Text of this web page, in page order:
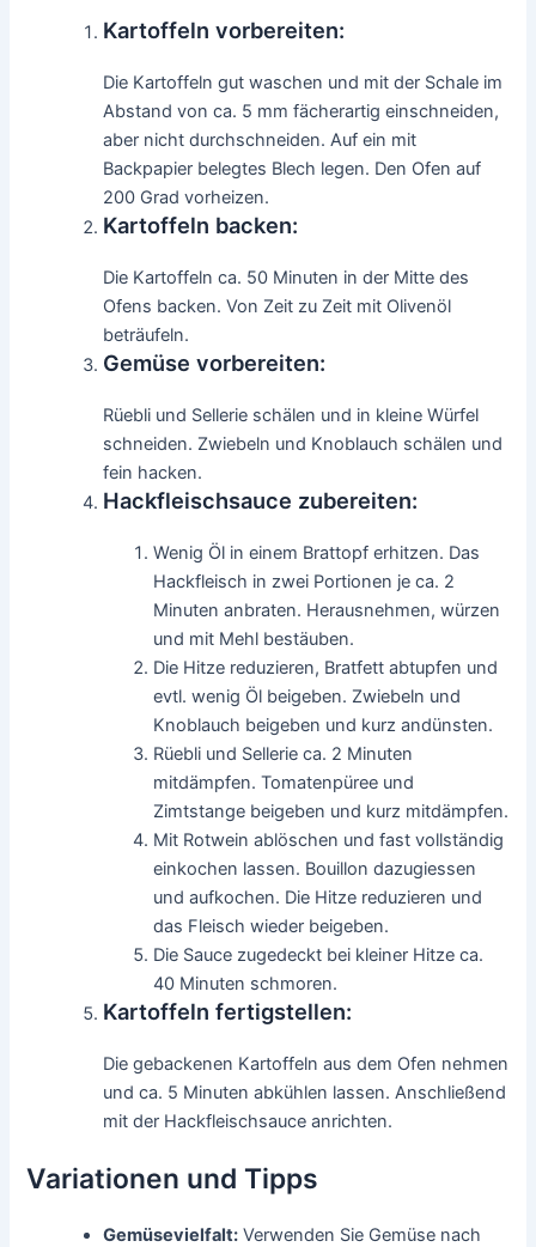
Kartoffeln vorbereiten:
Die Kartoffeln gut waschen und mit der Schale im
Abstand von ca. 5 mm fächerartig einschneiden,
aber nicht durchschneiden. Auf ein mit
Backpapier belegtes Blech legen. Den Ofen auf
200 Grad vorheizen.
Kartoffeln backen:
Die Kartoffeln ca. 50 Minuten in der Mitte des
Ofens backen. Von Zeit zu Zeit mit Olivenöl
beträufeln.
Gemüse vorbereiten:
Rüebli und Sellerie schälen und in kleine Würfel
schneiden. Zwiebeln und Knoblauch schälen und
fein hacken.
Hackfleischsauce zubereiten:
Wenig Öl in einem Brattopf erhitzen. Das
Hackfleisch in zwei Portionen je ca. 2
Minuten anbraten. Herausnehmen, würzen
und mit Mehl bestäuben.
Die Hitze reduzieren, Bratfett abtupfen und
evtl. wenig Öl beigeben. Zwiebeln und
Knoblauch beigeben und kurz andünsten.
Rüebli und Sellerie ca. 2 Minuten
mitdämpfen. Tomatenpüree und
Zimtstange beigeben und kurz mitdämpfen.
Mit Rotwein ablöschen und fast vollständig
einkochen lassen. Bouillon dazugiessen
und aufkochen. Die Hitze reduzieren und
das Fleisch wieder beigeben.
Die Sauce zugedeckt bei kleiner Hitze ca.
40 Minuten schmoren.
Kartoffeln fertigstellen:
Die gebackenen Kartoffeln aus dem Ofen nehmen
und ca. 5 Minuten abkühlen lassen. Anschließend
mit der Hackfleischsauce anrichten.
Variationen und Tipps
Gemüsevielfalt: Verwenden Sie Gemüse nach